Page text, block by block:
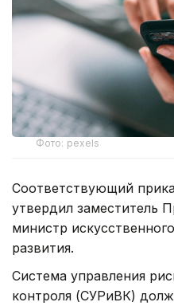
Фото: pexels
Соответствующий
утвердил заместитель
министр
развития.
Система управления
контроля (СУРиВК)